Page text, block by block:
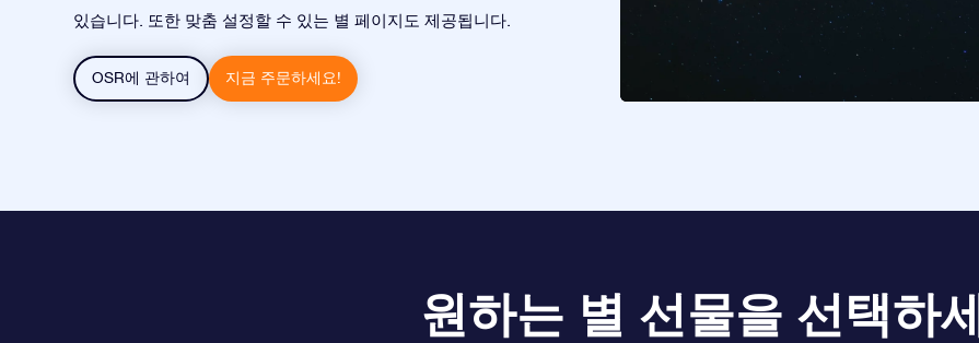
있습니다. 또한 맞춤 설정할 수 있는 별 페이지도 제공됩니다.
OSR에 관하여 지금 주문하세요!
원하는 별 선물을 선택하